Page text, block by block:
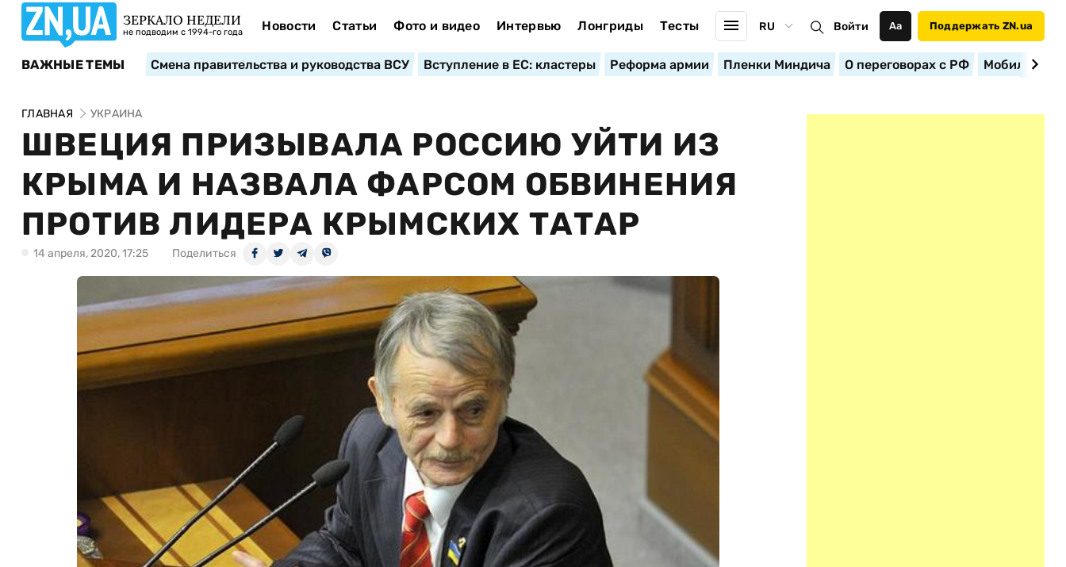
ЗЕРКАЛО НЕДЕЛИ
не подводим с 1994-го года Новости Статьи Фото и видео Интервью Лонгриды Тесты RU Войти Аа Поддержать ZN.ua
ВАЖНЫЕ ТЕМЫ Смена правительства и руководства ВСУ Вступление в ЕС: кластеры Реформа армии Пленки Миндича О переговорах с РФ
ГЛАВНАЯ УКРАИНА
ШВЕЦИЯ ПРИЗЫВАЛА РОССИЮ УЙТИ ИЗ
КРЫМА И НАЗВАЛА ФАРСОМ ОБВИНЕНИЯ
ПРОТИВ ЛИДЕРА КРЫМСКИХ ТАТАР
14 апреля, 2020, 17:25 Поделиться